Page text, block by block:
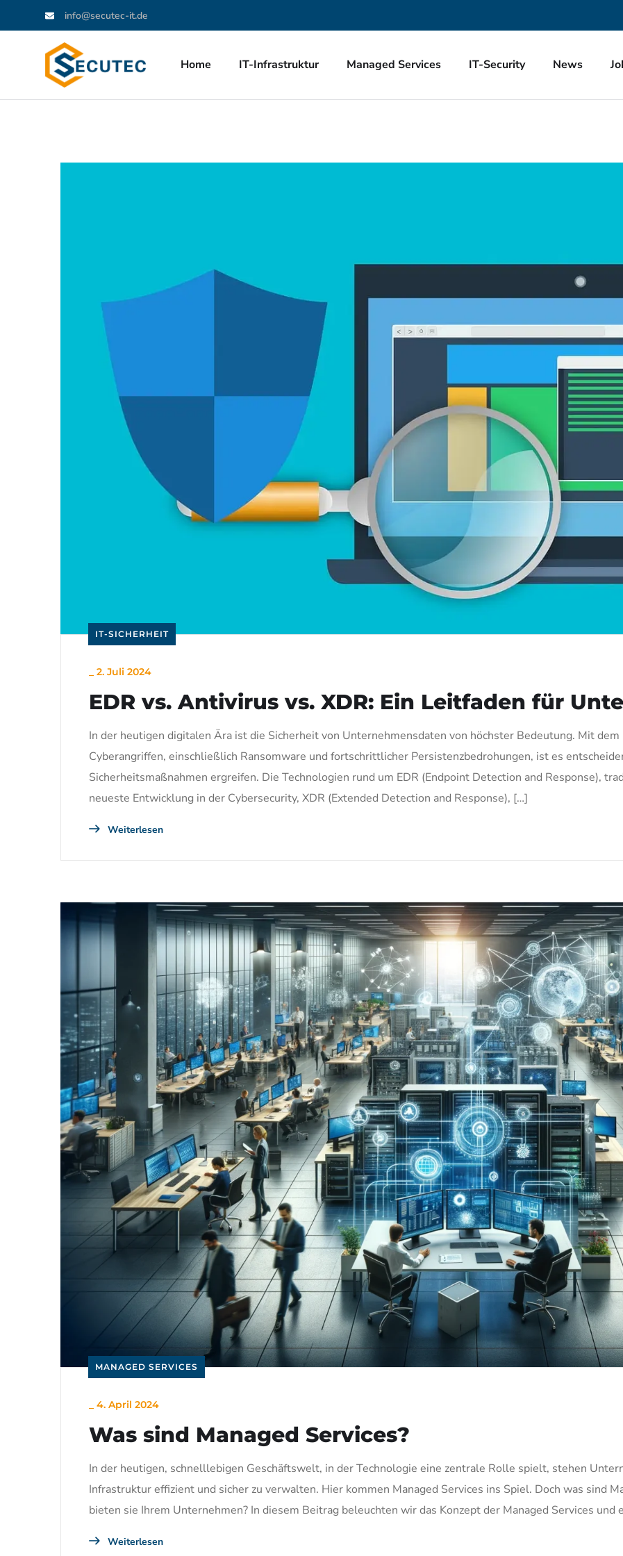
info@secutec-it.de
Home IT-Infrastruktur Managed Services IT-Security News
IT-SICHERHEIT
2. Juli 2024
EDR vs. Antivirus vs. XDR: Ein Leitfaden für
In der heutigen digitalen Ära ist die Sicherheit von Unternehmensdaten von höchster Bedeutung. Mit
Cyberangriffen, einschließlich Ransomware und fortschrittlicher Persistenzbedrohungen, ist es
Sicherheitsmaßnahmen ergreifen. Die Technologien rund um EDR (Endpoint Detection and Response),
neueste Entwicklung in der Cybersecurity, XDR (Extended Detection and Response), […]
Weiterlesen
MANAGED SERVICES
4. April 2024
Was sind Managed Services?
In der heutigen, schnelllebigen Geschäftswelt, in der Technologie eine zentrale Rolle spielt, stehen
Infrastruktur effizient und sicher zu verwalten. Hier kommen Managed Services ins Spiel. Doch was sind
bieten sie Ihrem Unternehmen? In diesem Beitrag beleuchten wir das Konzept der Managed Services und
Weiterlesen